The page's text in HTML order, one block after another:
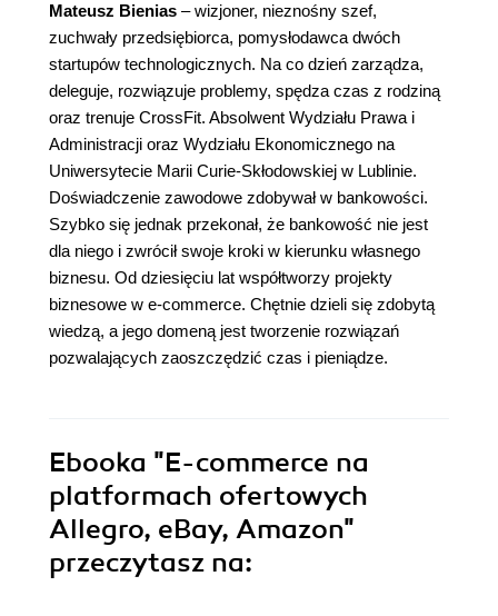
Mateusz Bienias – wizjoner, nieznośny szef,
zuchwały przedsiębiorca, pomysłodawca dwóch
startupów technologicznych. Na co dzień zarządza,
deleguje, rozwiązuje problemy, spędza czas z rodziną
oraz trenuje CrossFit. Absolwent Wydziału Prawa i
Administracji oraz Wydziału Ekonomicznego na
Uniwersytecie Marii Curie-Skłodowskiej w Lublinie.
Doświadczenie zawodowe zdobywał w bankowości.
Szybko się jednak przekonał, że bankowość nie jest
dla niego i zwrócił swoje kroki w kierunku własnego
biznesu. Od dziesięciu lat współtworzy projekty
biznesowe w e-commerce. Chętnie dzieli się zdobytą
wiedzą, a jego domeną jest tworzenie rozwiązań
pozwalających zaoszczędzić czas i pieniądze.
Ebooka "E-commerce na
platformach ofertowych
Allegro, eBay, Amazon"
przeczytasz na: